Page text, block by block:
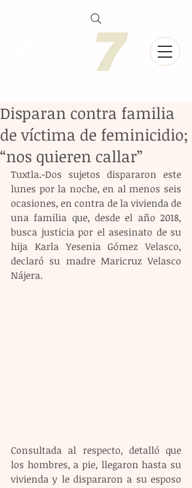
Disparan contra familia
de víctima de feminicidio;
“nos quieren callar”
Tuxtla.-Dos sujetos dispararon este
lunes por la noche, en al menos seis
ocasiones, en contra de la vivienda de
una familia que, desde el año 2018,
busca justicia por el asesinato de su
hija Karla Yesenia Gómez Velasco,
declaró su madre Maricruz Velasco
Nájera.
Consultada al respecto, detalló que
los hombres, a pie, llegaron hasta su
vivienda y le dispararon a su esposo